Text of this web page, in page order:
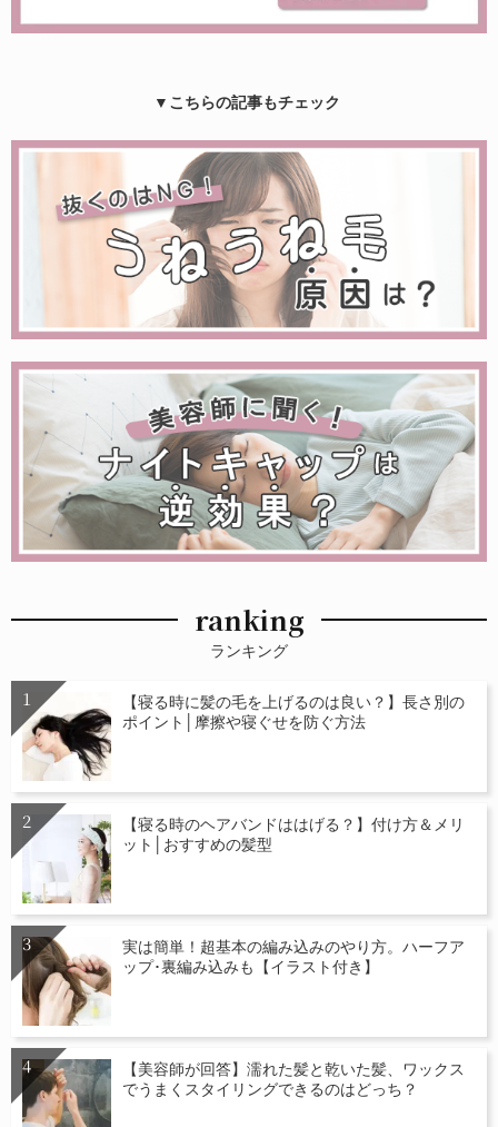
▼こちらの記事もチェック
ranking
ランキング
【寝る時に髪の毛を上げるのは良い？】長さ別の
ポイント│摩擦や寝ぐせを防ぐ方法
【寝る時のヘアバンドははげる？】付け方＆メリ
ット│おすすめの髪型
実は簡単！超基本の編み込みのやり方。ハーフア
ップ･裏編み込みも【イラスト付き】
【美容師が回答】濡れた髪と乾いた髪、ワックス
でうまくスタイリングできるのはどっち？